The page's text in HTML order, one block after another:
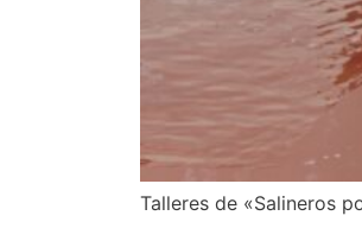
Talleres de «Salineros